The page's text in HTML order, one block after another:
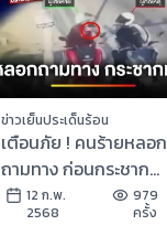
ข่าวเย็นประเด็นร้อน
เตือนภัย ! คนร้ายหลอก
ถามทาง ก่อนกระชาก
สร้อยทองแล้วหลบหนี |
ข่าวเย็นประเด็นร้อน
12 ก.พ.
2568
979
ครั้ง